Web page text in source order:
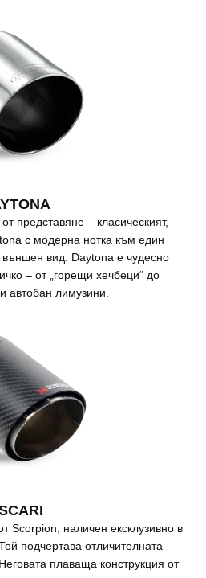
представяне – класическият,
с модерна нотка към един
вид. Daytona е чудесно
– от „горещи хечбеци“ до
автобан лимузини.
Scorpion, наличен ексклузивно в
подчертава отличителната
плаваща конструкция от